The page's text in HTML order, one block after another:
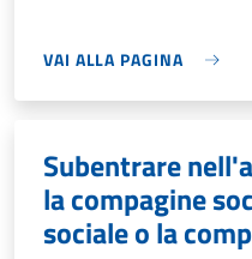
VAI ALLA PAGINA
Subentrare
la compagine
sociale o la